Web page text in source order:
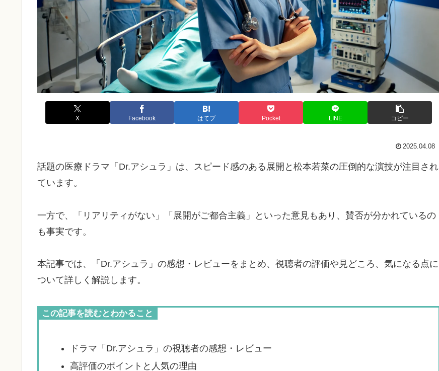
X Facebook はてブ Pocket LINE コピー
2025.04.08
話題の医療ドラマ「Dr.アシュラ」は、スピード感のある展開と松本若菜の圧倒的な演技が注目され
ています。
一方で、「リアリティがない」「展開がご都合主義」といった意見もあり、賛否が分かれているの
も事実です。
本記事では、「Dr.アシュラ」の感想・レビューをまとめ、視聴者の評価や見どころ、気になる点に
ついて詳しく解説します。
この記事を読むとわかること
ドラマ「Dr.アシュラ」の視聴者の感想・レビュー
高評価のポイントと人気の理由